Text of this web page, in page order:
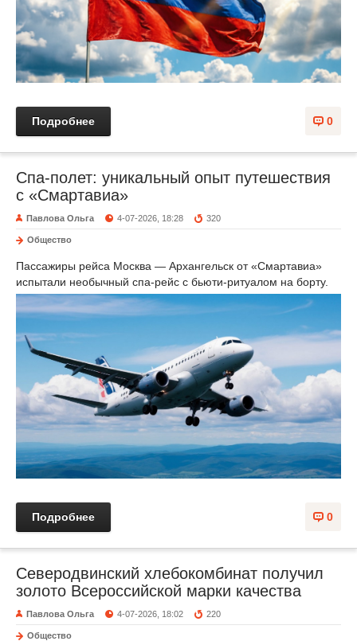
0
Подробнее
Спа-полет: уникальный опыт путешествия
с «Смартавиа»
Павлова Ольга 4-07-2026, 18:28 320
Общество
Пассажиры рейса Москва — Архангельск от «Смартавиа»
испытали необычный спа-рейс с бьюти-ритуалом на борту.
0
Подробнее
Северодвинский хлебокомбинат получил
золото Всероссийской марки качества
Павлова Ольга 4-07-2026, 18:02 220
Общество